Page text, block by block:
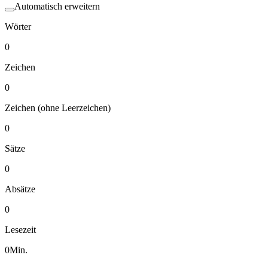
Automatisch erweitern
Wörter
0
Zeichen
0
Zeichen (ohne Leerzeichen)
0
Sätze
0
Absätze
0
Lesezeit
0Min.